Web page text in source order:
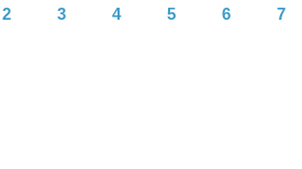
2 3 4 5 6 7